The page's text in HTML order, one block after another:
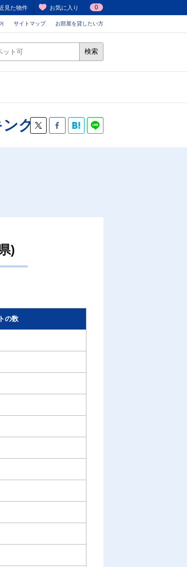
見た物件 お気に入り 0
サイトマップ お部屋を貸したい方
検索
グ
)
の数